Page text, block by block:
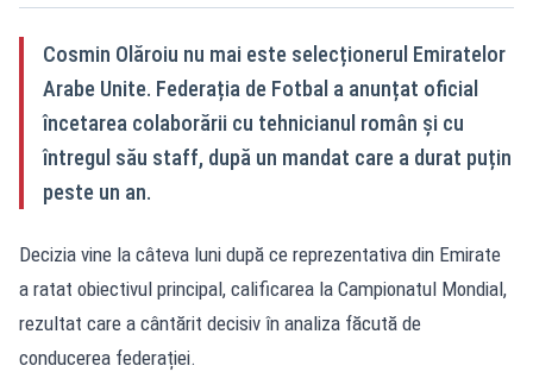
Cosmin Olăroiu nu mai este selecționerul Emiratelor
Arabe Unite. Federația de Fotbal a anunțat oficial
încetarea colaborării cu tehnicianul român și cu
întregul său staff, după un mandat care a durat puțin
peste un an.
Decizia vine la câteva luni după ce reprezentativa din Emirate
a ratat obiectivul principal, calificarea la Campionatul Mondial,
rezultat care a cântărit decisiv în analiza făcută de
conducerea federației.